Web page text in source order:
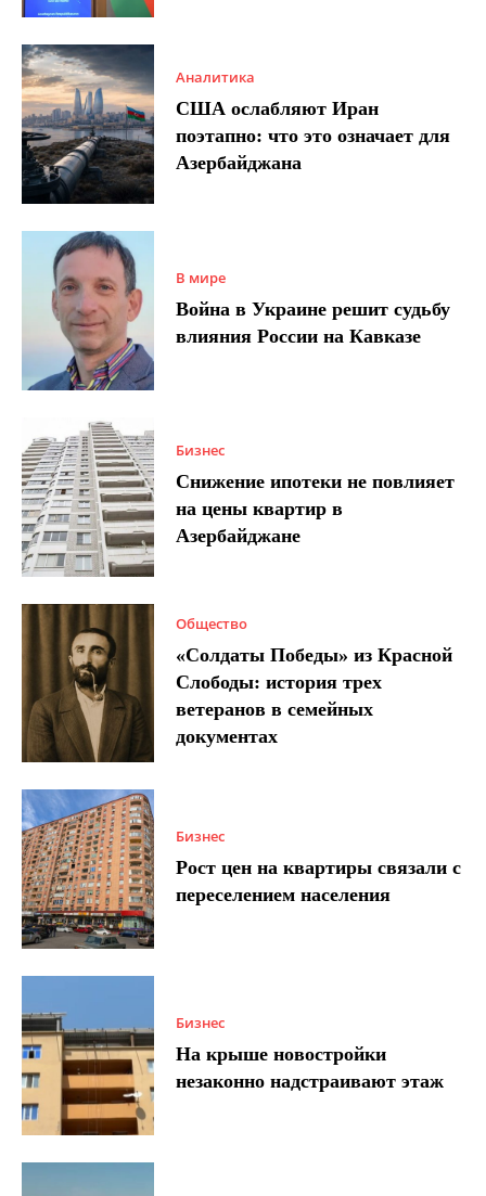
Аналитика
США ослабляют Иран
поэтапно: что это означает для
Азербайджана
В мире
Война в Украине решит судьбу
влияния России на Кавказе
Бизнес
Снижение ипотеки не повлияет
на цены квартир в
Азербайджане
Общество
«Солдаты Победы» из Красной
Слободы: история трех
ветеранов в семейных
документах
Бизнес
Рост цен на квартиры связали с
переселением населения
Бизнес
На крыше новостройки
незаконно надстраивают этаж